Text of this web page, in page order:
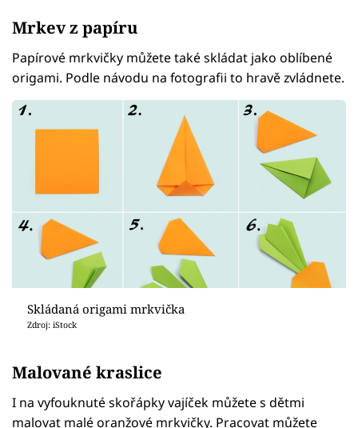
Mrkev z papíru
Papírové mrkvičky můžete také skládat jako oblíbené
origami. Podle návodu na fotografii to hravě zvládnete.
Skládaná origami mrkvička
Zdroj: iStock
Malované kraslice
I na vyfouknuté skořápky vajíček můžete s dětmi
malovat malé oranžové mrkvičky. Pracovat můžete